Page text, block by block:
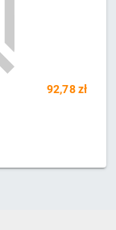
92,78 zł